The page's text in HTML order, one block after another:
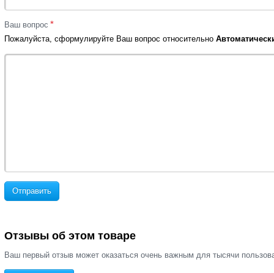
Ваш вопрос *
Пожалуйста, сформулируйте Ваш вопрос относительно
Отправить
Отзывы об этом товаре
Ваш первый отзыв может оказаться очень важным для тысячи